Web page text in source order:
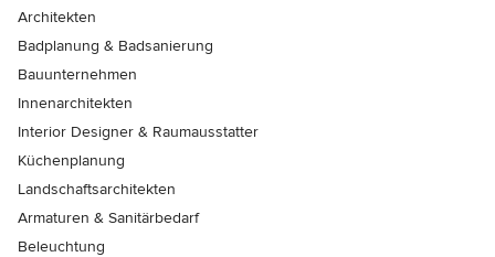
Architekten
Badplanung & Badsanierung
Bauunternehmen
Innenarchitekten
Interior Designer & Raumausstatter
Küchenplanung
Landschaftsarchitekten
Armaturen & Sanitärbedarf
Beleuchtung